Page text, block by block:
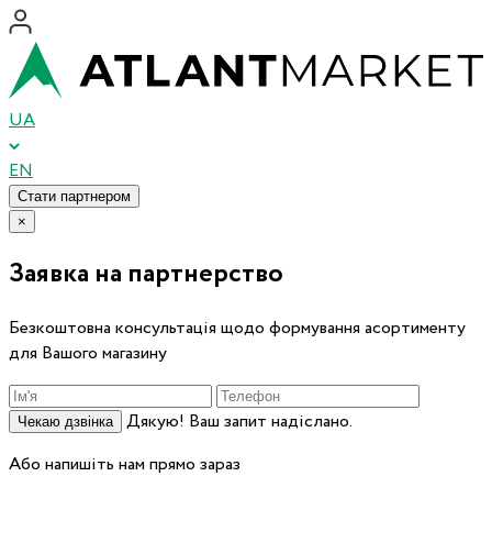
UA
EN
Стати партнером
×
Заявка на партнерство
Безкоштовна консультація щодо формування асортименту
для Вашого магазину
Чекаю дзвінка
Дякую! Ваш запит надіслано.
Або напишіть нам прямо зараз